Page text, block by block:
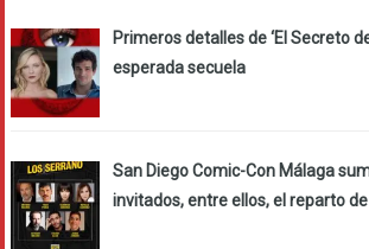
Primeros detalles de ‘El Secreto
esperada secuela
San Diego Comic-Con Málaga
invitados, entre ellos, el reparto de